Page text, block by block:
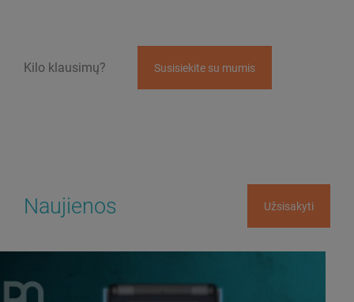
Kilo klausimų? Susisiekite su mumis
Naujienos Užsisakyti